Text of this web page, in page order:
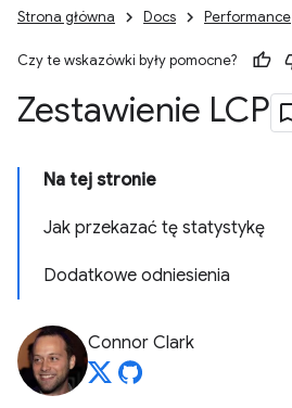
Strona główna Docs Performance
Czy te wskazówki były pomocne?
Zestawienie LCP
Na tej stronie
Jak przekazać tę statystykę
Dodatkowe odniesienia
Connor Clark